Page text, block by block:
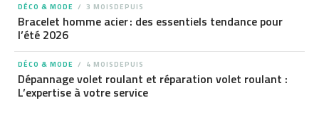
DÉCO & MODE 3 MOISDEPUIS
Bracelet homme acier : des essentiels tendance pour
l’été 2026
DÉCO & MODE 4 MOISDEPUIS
Dépannage volet roulant et réparation volet roulant :
L’expertise à votre service